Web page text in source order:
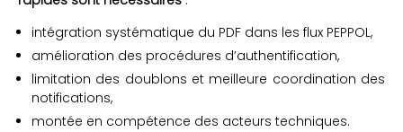
intégration systématique du PDF dans les flux PEPPOL,
amélioration des procédures d’authentification,
limitation des doublons et meilleure coordination des
notifications,
montée en compétence des acteurs techniques.